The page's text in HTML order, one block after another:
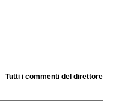
Tutti i commenti del direttore